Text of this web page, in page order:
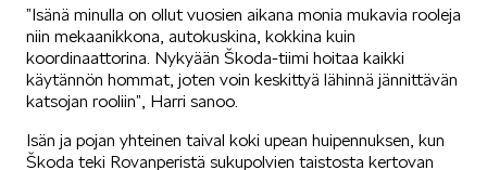
”Isänä minulla on ollut vuosien aikana monia mukavia rooleja
niin mekaanikkona, autokuskina, kokkina kuin
koordinaattorina. Nykyään Škoda-tiimi hoitaa kaikki
käytännön hommat, joten voin keskittyä lähinnä jännittävän
katsojan rooliin”, Harri sanoo.
Isän ja pojan yhteinen taival koki upean huipennuksen, kun
Škoda teki Rovanperistä sukupolvien taistosta kertovan